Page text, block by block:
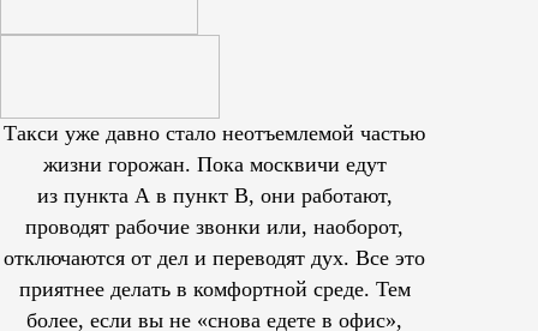
Такси уже давно стало неотъемлемой частью
жизни горожан. Пока москвичи едут
из пункта А в пункт В, они работают,
проводят рабочие звонки или, наоборот,
отключаются от дел и переводят дух. Все это
приятнее делать в комфортной среде. Тем
более, если вы не «снова едете в офис»,